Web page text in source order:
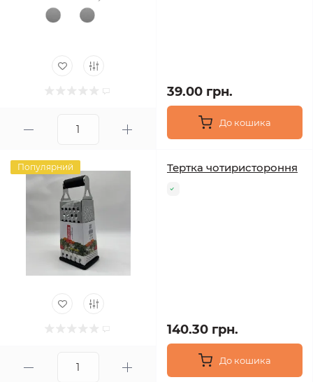
39.00 грн.
До кошика
Популярний Тертка чотиристороння
140.30 грн.
До кошика